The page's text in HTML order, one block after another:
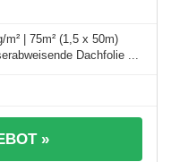
| 75m² (1,5 x 50m)
Dachfolie ...
»